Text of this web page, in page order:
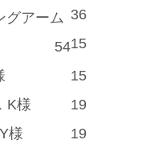
36
グアーム
15
54
15
K様
19
様
19